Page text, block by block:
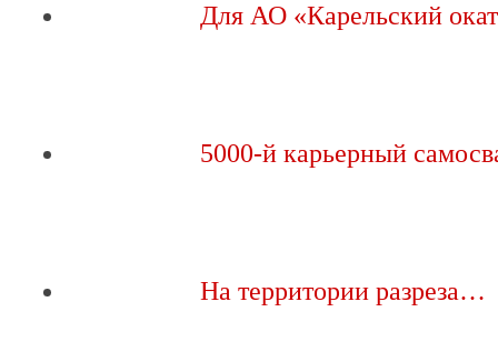
Для АО «Карельский
5000-й карьерный
На территории разреза…